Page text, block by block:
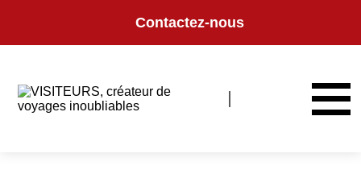
Contactez-nous